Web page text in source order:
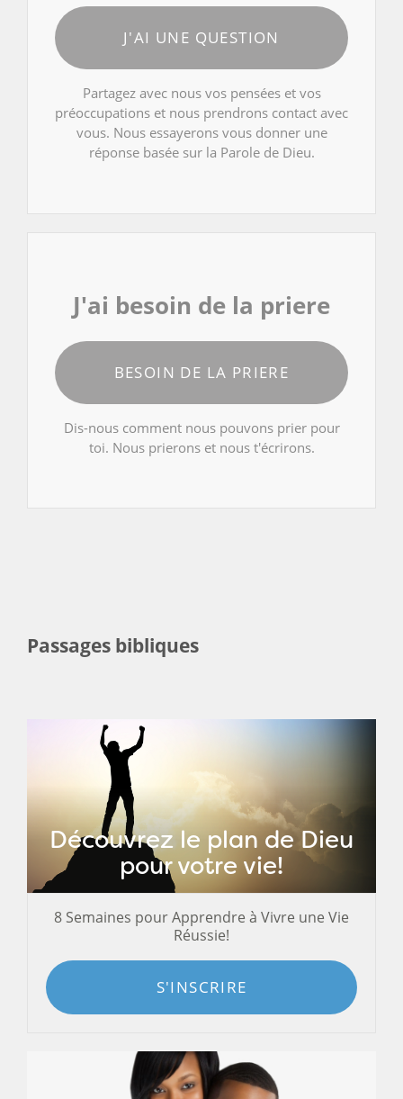
J'AI UNE QUESTION
Partagez avec nous vos pensées et vos
préoccupations et nous prendrons contact avec
vous. Nous essayerons vous donner une
réponse basée sur la Parole de Dieu.
J'ai besoin de la priere
BESOIN DE LA PRIERE
Dis-nous comment nous pouvons prier pour
toi. Nous prierons et nous t'écrirons.
Passages bibliques
Découvrez le plan de Dieu
pour votre vie!
8 Semaines pour Apprendre à Vivre une Vie
Réussie!
S'INSCRIRE